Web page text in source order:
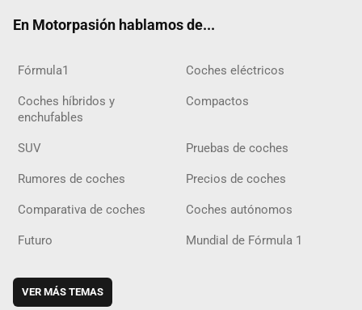
En Motorpasión hablamos de...
Fórmula1 Coches eléctricos
Coches híbridos y
enchufables
Compactos
SUV Pruebas de coches
Rumores de coches Precios de coches
Comparativa de coches Coches autónomos
Futuro Mundial de Fórmula 1
VER MÁS TEMAS